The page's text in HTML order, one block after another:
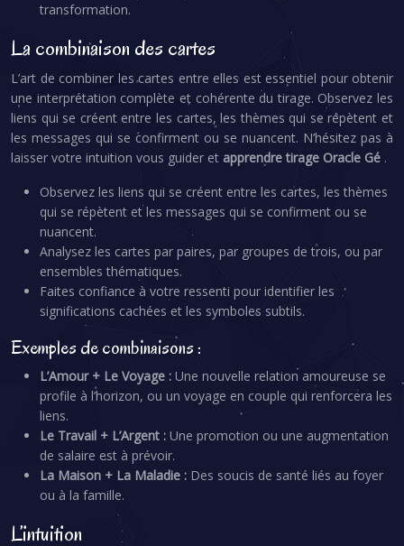
transformation.
La combinaison des cartes
L’art de combiner les cartes entre elles est essentiel pour obtenir
une interprétation complète et cohérente du tirage. Observez les
liens qui se créent entre les cartes, les thèmes qui se répètent et
les messages qui se confirment ou se nuancent. N’hésitez pas à
laisser votre intuition vous guider et apprendre tirage Oracle Gé .
Observez les liens qui se créent entre les cartes, les thèmes
qui se répètent et les messages qui se confirment ou se
nuancent.
Analysez les cartes par paires, par groupes de trois, ou par
ensembles thématiques.
Faites confiance à votre ressenti pour identifier les
significations cachées et les symboles subtils.
Exemples de combinaisons :
L’Amour + Le Voyage : Une nouvelle relation amoureuse se
profile à l’horizon, ou un voyage en couple qui renforcera les
liens.
Le Travail + L’Argent : Une promotion ou une augmentation
de salaire est à prévoir.
La Maison + La Maladie : Des soucis de santé liés au foyer
ou à la famille.
L’intuition